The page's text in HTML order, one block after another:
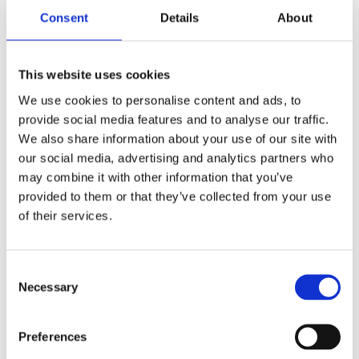
Consent Details About
This website uses cookies
We use cookies to personalise content and ads, to
provide social media features and to analyse our traffic.
We also share information about your use of our site with
our social media, advertising and analytics partners who
may combine it with other information that you’ve
provided to them or that they’ve collected from your use
of their services.
Selection
Necessary
Preferences
med ett sött
julmönster på,
som ger köket en
upphängning.
på. Slubväven med
sin oregelbundna
Mönstret Judith finns i flera produkter följ
länkenJUDITHså finner du fler.
Gardinlängd Judith har måtten 2x135x245 och
ligger två längder / förpackning. Slubväven med sin
De har påsytt multiband och kan hängas upp med
rynkbandskrokar, fingerkrokar, kanal samt dold
Använd vårt snabbfållningsband för att få rätt